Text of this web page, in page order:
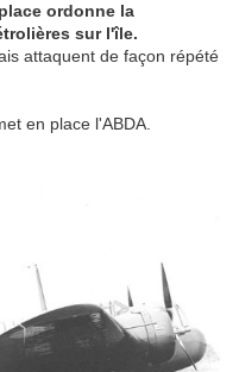
ordonne la
sur l'île.
attaquent de façon répété
en place l'ABDA.